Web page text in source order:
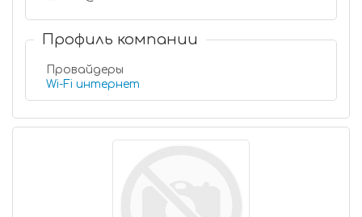
Профиль компании
Провайдеры
Wi-Fi интернет